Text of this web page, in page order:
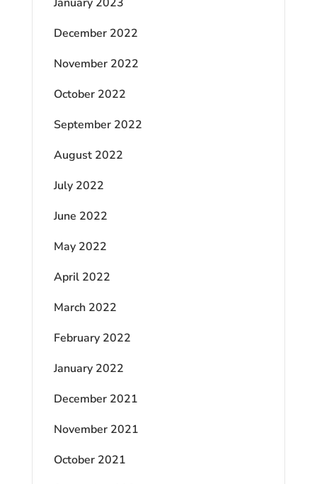
December 2022
November 2022
October 2022
September 2022
August 2022
July 2022
June 2022
May 2022
April 2022
March 2022
February 2022
January 2022
December 2021
November 2021
October 2021